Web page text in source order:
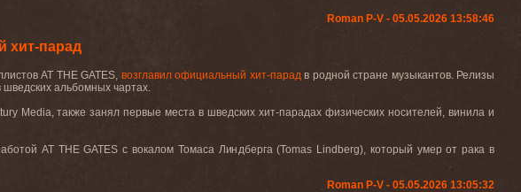
Roman P-V - 05.05.2026 13:58:46
хит-парад
AT THE GATES, возглавил официальный хит-парад в родной стране музыкантов. Релизы
альбомных чартах.
Media, также занял первые места в шведских хит-парадах физических носителей, винила и
AT THE GATES с вокалом Томаса Линдберга (Tomas Lindberg), который умер от рака в
Roman P-V - 05.05.2026 13:05:32